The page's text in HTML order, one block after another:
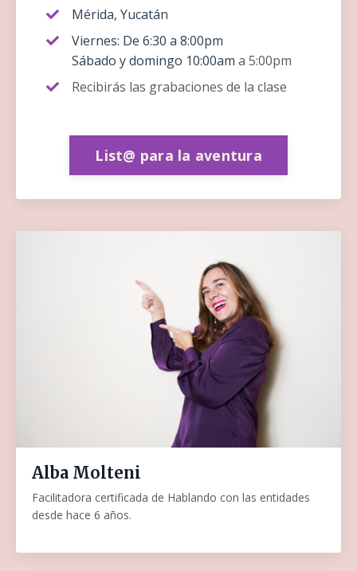
Mérida, Yucatán
Viernes: De 6:30 a 8:00pm
Sábado y domingo 10:00am a 5:00pm
Recibirás las grabaciones de la clase
List@ para la aventura
Alba Molteni
Facilitadora certificada de Hablando con las entidades
desde hace 6 años.